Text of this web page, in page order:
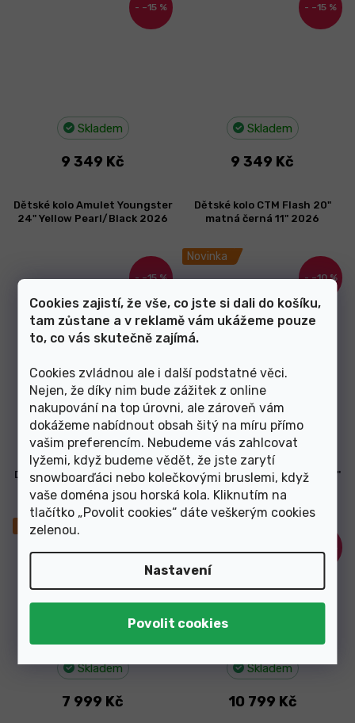
Cookies zajistí, že vše, co jste si dali do košíku,
tam zůstane a v reklamě vám ukážeme pouze
to, co vás skutečně zajímá.
Cookies zvládnou ale i další podstatné věci.
Nejen, že díky nim bude zážitek z online
nakupování na top úrovni, ale zároveň vám
dokážeme nabídnout obsah šitý na míru přímo
vašim preferencím. Nebudeme vás zahlcovat
lyžemi, když budeme vědět, že jste zarytí
snowboarďáci nebo kolečkovými bruslemi, když
vaše doména jsou horská kola. Kliknutím na
tlačítko „Povolit cookies“ dáte veškerým cookies
zelenou.
Nastavení
–15 %
Skladem
9 349 Kč
–15 %
Skladem
9 349 Kč
–15 %
Dětské kolo Amulet Youngster
24" Yellow Pearl/Black 2026
Skladem
11 449 Kč
Novinka
–10 %
Dětské kolo CTM Flash 20"
matná černá 11" 2026
Skladem
6 749 Kč
Novinka
Dětské kolo CTM Jerry 2.0 20"
matná neonovooranžová/
černá 2025
Skladem
7 999 Kč
Dětské kolo CTM Jerry 2.0 20"
matná stříbrná 11" 2026
Skladem
10 799 Kč